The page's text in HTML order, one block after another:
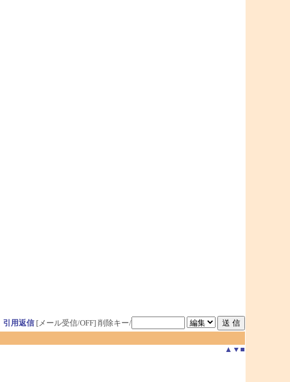
引用返信[メール受信/OFF] 削除キー/
▲ ▼ ■